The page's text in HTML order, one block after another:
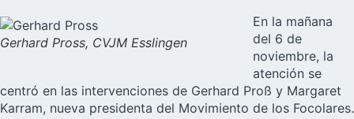
Gerhard Pross, CVJM Esslingen
En la mañana
del 6 de
noviembre, la
atención se
centró en las intervenciones de Gerhard Proß y Margaret
Karram, nueva presidenta del Movimiento de los Focolares.